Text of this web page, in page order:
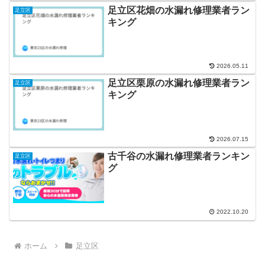
足立区
足立区花畑の水漏れ修理業者ラン
キング
2026.05.11
足立区
足立区栗原の水漏れ修理業者ラン
キング
2026.07.15
足立区
古千谷の水漏れ修理業者ランキン
グ
2022.10.20
ホーム 足立区